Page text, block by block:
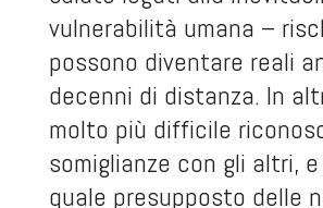
vulnerabilità umana –
possono diventare reali
decenni di distanza. In
molto più difficile
somiglianze con gli altri,
quale presupposto delle